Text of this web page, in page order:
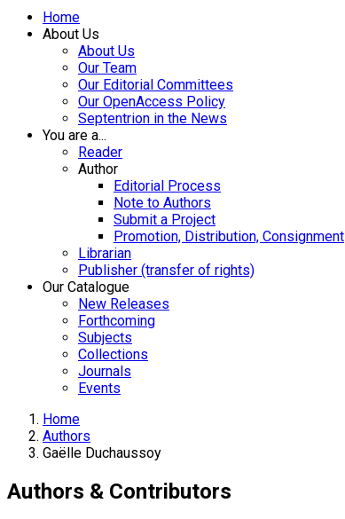
Home
About Us
About Us
Our Team
Our Editorial Committees
Our OpenAccess Policy
Septentrion in the News
You are a...
Reader
Author
Editorial Process
Note to Authors
Submit a Project
Promotion, Distribution, Consignment
Librarian
Publisher (transfer of rights)
Our Catalogue
New Releases
Forthcoming
Subjects
Collections
Journals
Events
Home
Authors
Gaëlle Duchaussoy
Authors & Contributors